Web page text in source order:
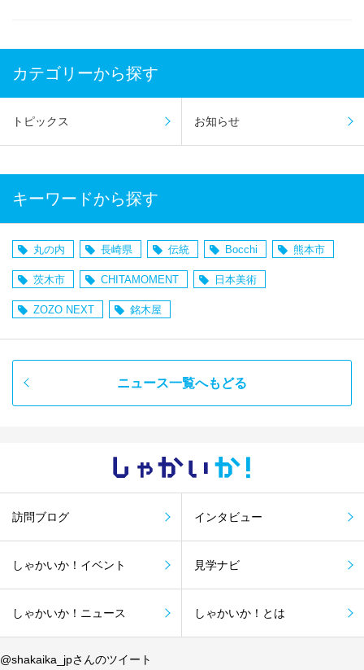
カテゴリーから探す
トピックス お知らせ
キーワードから探す
丸の内 長崎県 伝統 Bocchi 熊本市
茨木市 CHITAMOMENT 日本美術
ZOZO NEXT 銘木屋
ニュース一覧へもどる
しゃかい か！
訪問ブログ インタビュー
しゃかいか！イベント 見学ナビ
しゃかいか！ニュース しゃかいか！とは
@shakaika_jpさんのツイート